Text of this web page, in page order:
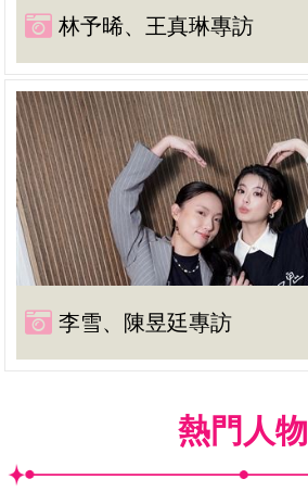
林予晞、王真琳專訪
李雪、陳昱廷專訪
熱門人物